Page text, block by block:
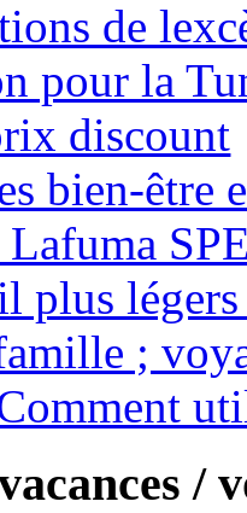
de
pour la
discount
bien-être
Lafuma
plus
;
/